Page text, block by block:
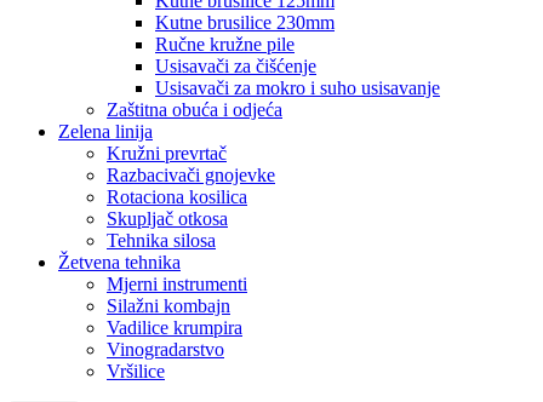
Kutne brusilice 230mm
Ručne kružne pile
Usisavači za čišćenje
Usisavači za mokro i suho usisavanje
Zaštitna obuća i odjeća
Zelena linija
Kružni prevrtač
Razbacivači gnojevke
Rotaciona kosilica
Skupljač otkosa
Tehnika silosa
Žetvena tehnika
Mjerni instrumenti
Silažni kombajn
Vadilice krumpira
Vinogradarstvo
Vršilice